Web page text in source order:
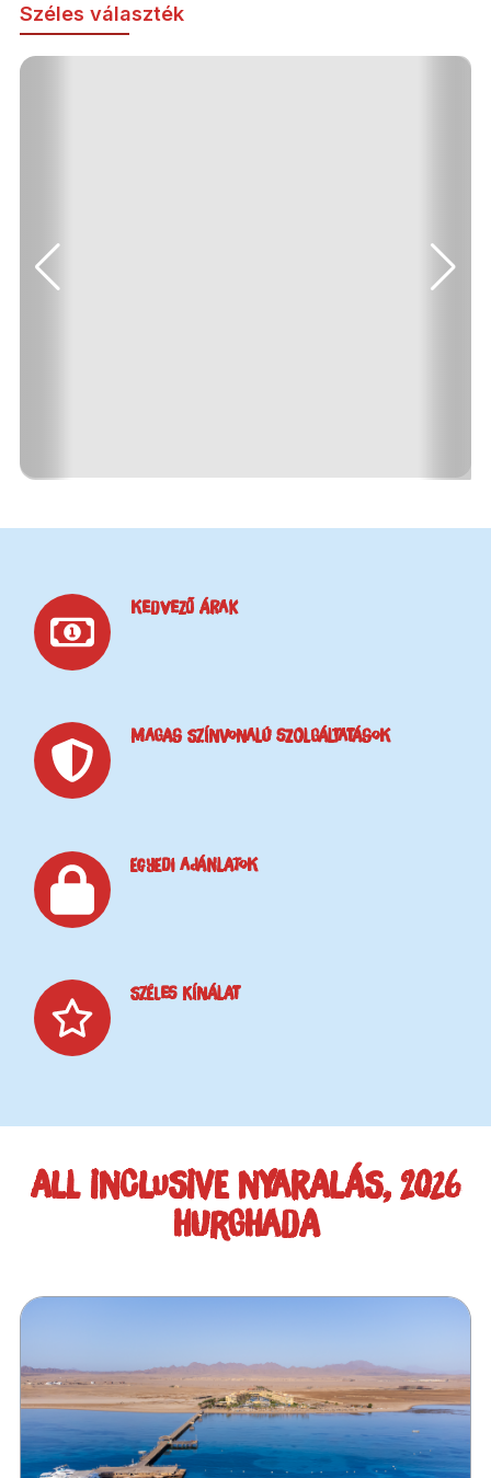
Széles választék
KEDVEZŐ ÁRAK
MAGAS SZÍNVONALÚ SZOLGÁLTATÁSOK
EGYEDI AJÁNLATOK
SZÉLES KÍNÁLAT
ALL INCLUSIVE NYARALÁS, 2026
HURGHADA